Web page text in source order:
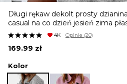
SPÓDNICE
Długi rękaw dekolt prosty
casual na co dzień jesień zima
4K Opinie (20)
169.99 zł
Kolor